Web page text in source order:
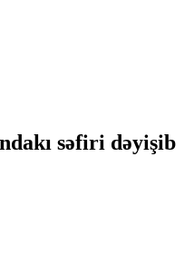
səfiri dəyişib